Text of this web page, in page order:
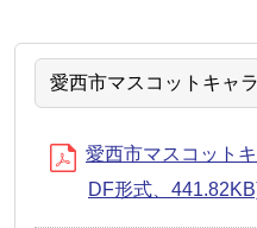
愛西市マスコットキャ
愛西市マスコット
DF形式、